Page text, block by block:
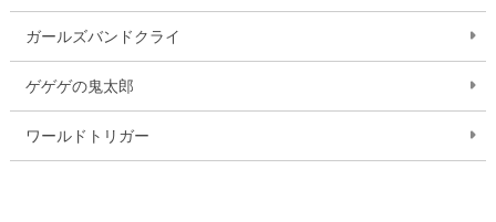
ガールズバンドクライ
ゲゲゲの鬼太郎
ワールドトリガー